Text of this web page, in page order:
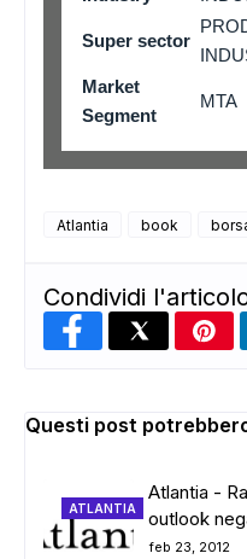
Super sector
Market
Segment
MTA
Atlantia book
Condividi
Questi post
ATLANTIA
Atlantia -
outlook
feb 23, 2012